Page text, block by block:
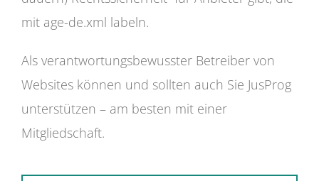
mit age-de.xml labeln.
Als verantwortungsbewusster Betreiber von
Websites können und sollten auch Sie JusProg
unterstützen – am besten mit einer
Mitgliedschaft.